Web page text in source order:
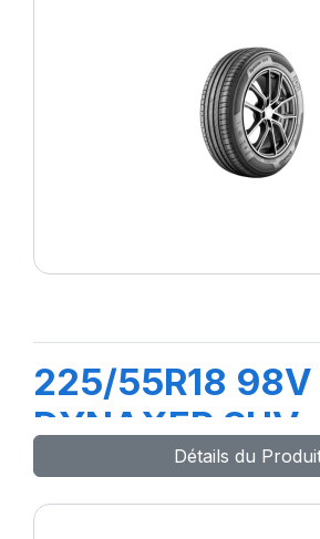
225/55R18 98V
DYNAXER SUV
Détails du